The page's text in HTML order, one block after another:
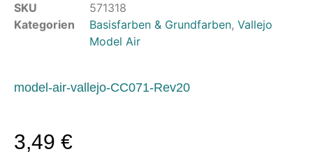
Untergründe & Papier
Oberflächenvorbereitung &
Spachtelmasse & Sprühspachtel
Maskierung & Schablonen
SKU
571318
Kategorien
Basisfarben & Grundfarben, Vallejo
Model Air
model-air-vallejo-CC071-Rev20
3,49 €